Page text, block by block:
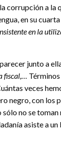
corrupción a la
en su
en la
junto a
fiscal,…
veces
negro, con los
no se
asiste a